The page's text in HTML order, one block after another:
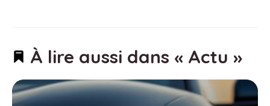
À lire aussi dans « Actu »